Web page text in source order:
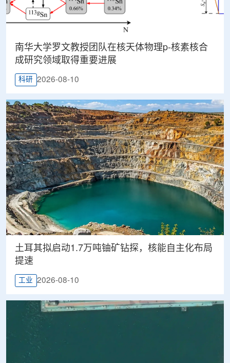
南华大学罗文教授团队在核天体物理p-核素核合
成研究领域取得重要进展
科研 2026-08-10
土耳其拟启动1.7万吨铀矿钻探，核能自主化布局
提速
工业 2026-08-10